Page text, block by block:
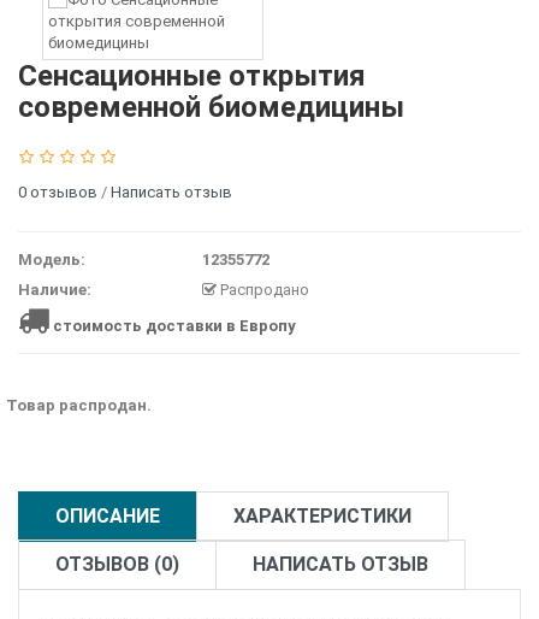
Сенсационные открытия
современной биомедицины
0 отзывов / Написать отзыв
Модель:
12355772
Наличие:
Распродано
стоимость доставки в Европу
Товар распродан.
ОПИСАНИЕ ХАРАКТЕРИСТИКИ
ОТЗЫВОВ (0) НАПИСАТЬ ОТЗЫВ